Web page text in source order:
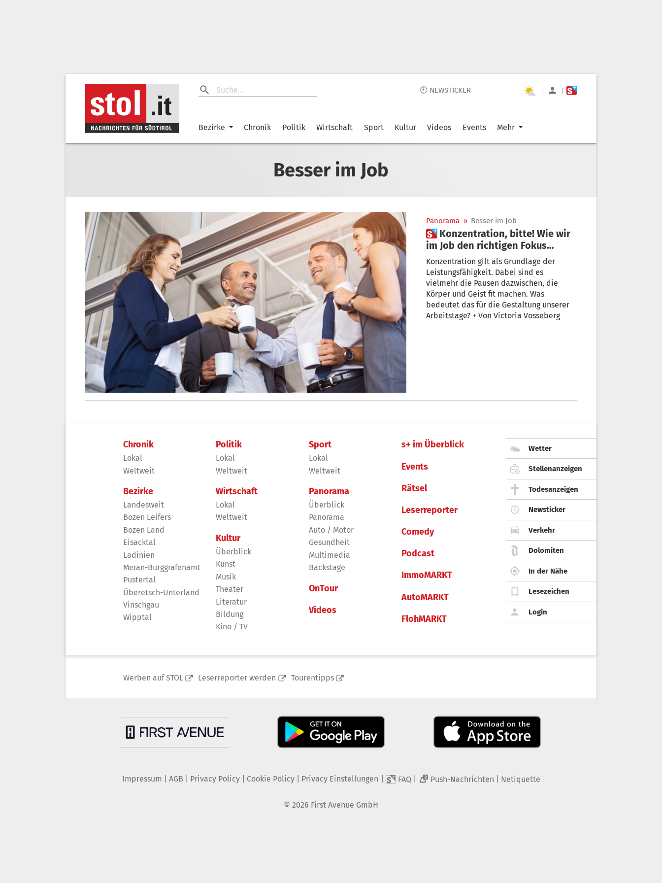
🕙 NEWSTICKER | |
Bezirke Chronik Politik Wirtschaft Sport Kultur Videos Events Mehr
Besser im Job
Panorama » Besser im Job
 Konzentration, bitte! Wie wir
im Job den richtigen Fokus
finden
Konzentration gilt als Grundlage der
Leistungsfähigkeit. Dabei sind es
vielmehr die Pausen dazwischen, die
Körper und Geist fit machen. Was
bedeutet das für die Gestaltung unserer
Arbeitstage? + Von Victoria Vosseberg
Chronik
Lokal
Weltweit
Bezirke
Landesweit
Bozen Leifers
Bozen Land
Eisacktal
Ladinien
Meran-Burggrafenamt
Pustertal
Überetsch-Unterland
Vinschgau
Wipptal
Politik
Lokal
Weltweit
Wirtschaft
Lokal
Weltweit
Kultur
Überblick
Kunst
Musik
Theater
Literatur
Bildung
Kino / TV
Sport
Lokal
Weltweit
Panorama
Überblick
Panorama
Auto / Motor
Gesundheit
Multimedia
Backstage
OnTour
Videos
s+ im Überblick
Events
Rätsel
Leserreporter
Comedy
Podcast
ImmoMARKT
AutoMARKT
FlohMARKT
Wetter
Stellenanzeigen
Todesanzeigen
Newsticker
Verkehr
Dolomiten
In der Nähe
Lesezeichen
Login
Werben auf STOL Leserreporter werden Tourentipps
Impressum AGB Privacy Policy| Cookie Policy| Privacy Einstellungen FAQ 2 Push-Nachrichten Netiquette
© 2026 First Avenue GmbH